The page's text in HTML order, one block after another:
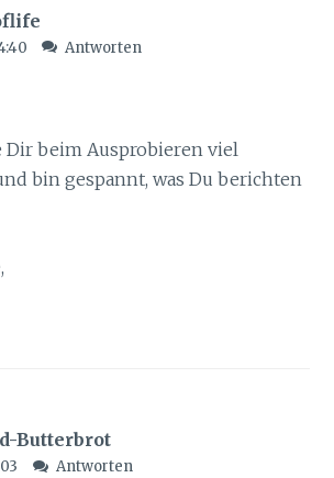
Antworten
Dir beim Ausprobieren viel
bin gespannt, was Du berichten
Butterbrot
Antworten